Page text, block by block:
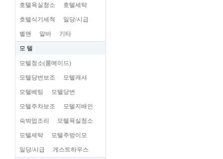
호텔욕실청소 호텔세탁
호텔식기세척 일당/시급
벨맨 알바 기타
모 텔
모텔청소(룸메이드)
모텔당번보조 모텔캐셔
모텔베팅 모텔당번
모텔주차보조 모텔지배인
숙박업조리 모텔욕실청소
모텔세탁 모텔주방이모
일당/시급 게스트하우스